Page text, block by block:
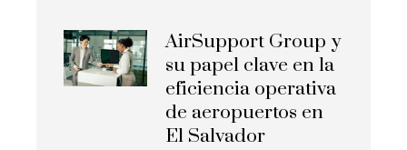
AirSupport Group y
su papel clave en la
eficiencia operativa
de aeropuertos en
El Salvador